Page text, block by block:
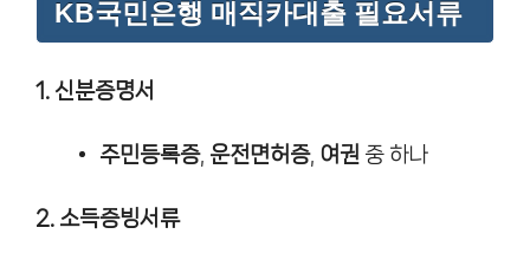
KB국민은행 매직카대출 필요서류
1. 신분증명서
주민등록증, 운전면허증, 여권 중 하나
2. 소득증빙서류